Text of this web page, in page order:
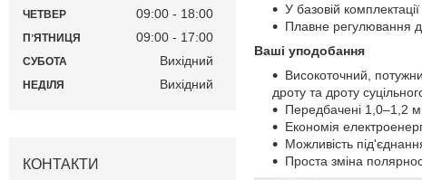
У базовій
Плавне регулювання
Ваші уподобання
Високоточний,
дроту та дроту
Передбачені 1,0–1,2
Економія
Можливість
Проста зміна
ЧЕТВЕР 09:00 18:00
ПʼЯТНИЦЯ 09:00 17:00
СУБОТА Вихідний
НЕДІЛЯ Вихідний
КОНТАКТИ